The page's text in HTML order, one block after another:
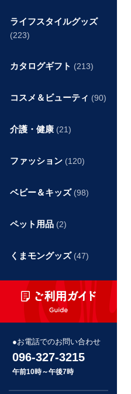
ライフスタイルグッズ
(223)
カタログギフト (213)
コスメ＆ビューティ (90)
介護・健康 (21)
ファッション (120)
ベビー＆キッズ (98)
ペット用品 (2)
くまモングッズ (47)
お電話でのお問い合わせ
096-327-3215
午前10時～午後7時